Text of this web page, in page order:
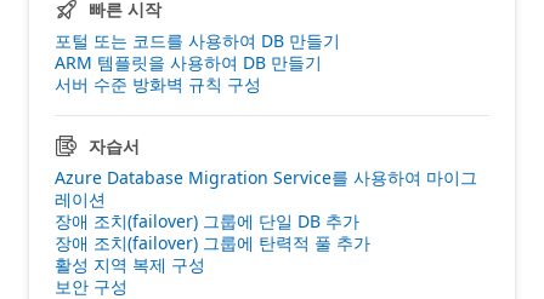
빠른 시작
포털 또는 코드를 사용하여 DB 만들기
ARM 템플릿을 사용하여 DB 만들기
서버 수준 방화벽 규칙 구성
자습서
Azure Database Migration Service를 사용하여 마이그
레이션
장애 조치(failover) 그룹에 단일 DB 추가
장애 조치(failover) 그룹에 탄력적 풀 추가
활성 지역 복제 구성
보안 구성